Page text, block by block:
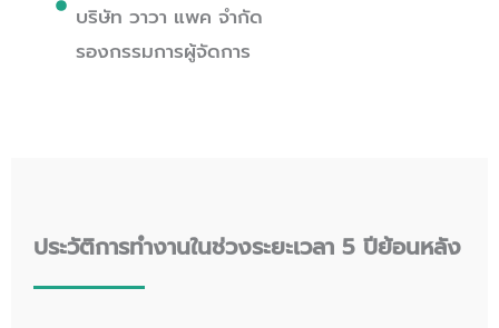
บริษัท วาวา แพค จำกัด
รองกรรมการผู้จัดการ
ประวัติการทำงานในช่วงระยะเวลา 5 ปีย้อนหลัง